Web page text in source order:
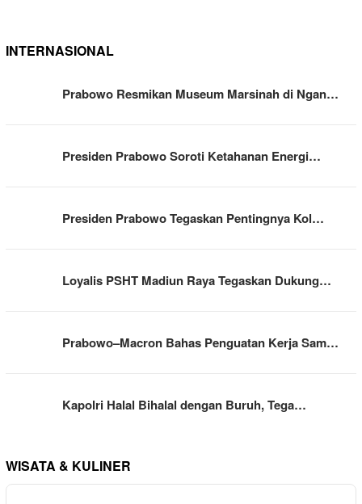
INTERNASIONAL
Prabowo Resmikan Museum Marsinah di Ngan…
Presiden Prabowo Soroti Ketahanan Energi…
Presiden Prabowo Tegaskan Pentingnya Kol…
Loyalis PSHT Madiun Raya Tegaskan Dukung…
Prabowo–Macron Bahas Penguatan Kerja Sam…
Kapolri Halal Bihalal dengan Buruh, Tega…
WISATA & KULINER